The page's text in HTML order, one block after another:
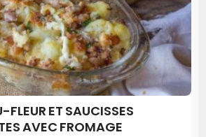
FLEUR ET SAUCISSES
AVEC FROMAGE